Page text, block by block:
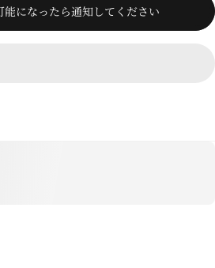
能になったら通知してください